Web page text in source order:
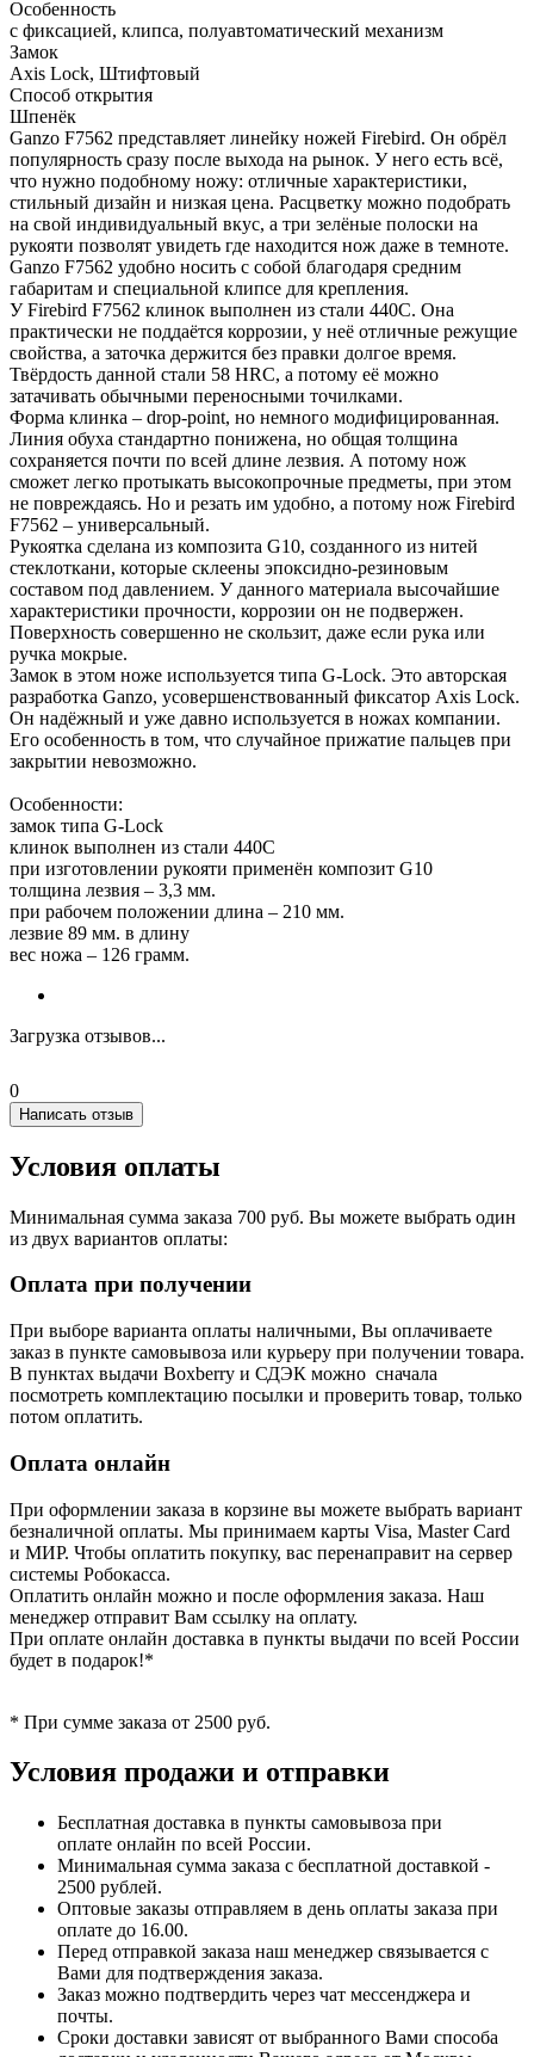
Особенность
с фиксацией, клипса, полуавтоматический механизм
Замок
Axis Lock, Штифтовый
Способ открытия
Шпенёк
Ganzo F7562 представляет линейку ножей Firebird. Он обрёл
популярность сразу после выхода на рынок. У него есть всё,
что нужно подобному ножу: отличные характеристики,
стильный дизайн и низкая цена. Расцветку можно подобрать
на свой индивидуальный вкус, а три зелёные полоски на
рукояти позволят увидеть где находится нож даже в темноте.
Ganzo F7562 удобно носить с собой благодаря средним
габаритам и специальной клипсе для крепления.
У Firebird F7562 клинок выполнен из стали 440С. Она
практически не поддаётся коррозии, у неё отличные режущие
свойства, а заточка держится без правки долгое время.
Твёрдость данной стали 58 HRC, а потому её можно
затачивать обычными переносными точилками.
Форма клинка – drop-point, но немного модифицированная.
Линия обуха стандартно понижена, но общая толщина
сохраняется почти по всей длине лезвия. А потому нож
сможет легко протыкать высокопрочные предметы, при этом
не повреждаясь. Но и резать им удобно, а потому нож Firebird
F7562 – универсальный.
Рукоятка сделана из композита G10, созданного из нитей
стеклоткани, которые склеены эпоксидно-резиновым
составом под давлением. У данного материала высочайшие
характеристики прочности, коррозии он не подвержен.
Поверхность совершенно не скользит, даже если рука или
ручка мокрые.
Замок в этом ноже используется типа G-Lock. Это авторская
разработка Ganzo, усовершенствованный фиксатор Axis Lock.
Он надёжный и уже давно используется в ножах компании.
Его особенность в том, что случайное прижатие пальцев при
закрытии невозможно.
Особенности:
замок типа G-Lock
клинок выполнен из стали 440С
при изготовлении рукояти применён композит G10
толщина лезвия – 3,3 мм.
при рабочем положении длина – 210 мм.
лезвие 89 мм. в длину
вес ножа – 126 грамм.
Загрузка отзывов...
0
Написать отзыв
Условия оплаты
Минимальная сумма заказа 700 руб. Вы можете выбрать один
из двух вариантов оплаты:
Оплата при получении
При выборе варианта оплаты наличными, Вы оплачиваете
заказ в пункте самовывоза или курьеру при получении товара.
В пунктах выдачи Boxberry и СДЭК можно сначала
посмотреть комплектацию посылки и проверить товар, только
потом оплатить.
Оплата онлайн
При оформлении заказа в корзине вы можете выбрать вариант
безналичной оплаты. Мы принимаем карты Visa, Master Card
и МИР. Чтобы оплатить покупку, вас перенаправит на сервер
системы Робокасса.
Оплатить онлайн можно и после оформления заказа. Наш
менеджер отправит Вам ссылку на оплату.
При оплате онлайн доставка в пункты выдачи по всей России
будет в подарок!*
* При сумме заказа от 2500 руб.
Условия продажи и отправки
Бесплатная доставка в пункты самовывоза при
оплате онлайн по всей России.
Минимальная сумма заказа с бесплатной доставкой -
2500 рублей.
Оптовые заказы отправляем в день оплаты заказа при
оплате до 16.00.
Перед отправкой заказа наш менеджер связывается с
Вами для подтверждения заказа.
Заказ можно подтвердить через чат мессенджера и
почты.
Сроки доставки зависят от выбранного Вами способа